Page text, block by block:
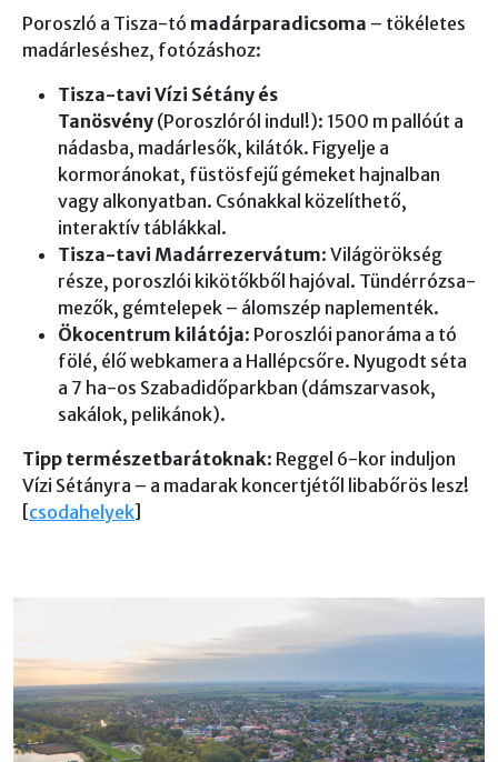
Poroszló a Tisza-tó madárparadicsoma – tökéletes
madárleséshez, fotózáshoz:
Tisza-tavi Vízi Sétány és
Tanösvény (Poroszlóról indul!): 1500 m pallóút a
nádasba, madárlesők, kilátók. Figyelje a
kormoránokat, füstösfejű gémeket hajnalban
vagy alkonyatban. Csónakkal közelíthető,
interaktív táblákkal.
Tisza-tavi Madárrezervátum: Világörökség
része, poroszlói kikötőkből hajóval. Tündérrózsa-
mezők, gémtelepek – álomszép naplementék.
Ökocentrum kilátója: Poroszlói panoráma a tó
fölé, élő webkamera a Hallépcsőre. Nyugodt séta
a 7 ha-os Szabadidőparkban (dámszarvasok,
sakálok, pelikánok).
Tipp természetbarátoknak: Reggel 6-kor induljon
Vízi Sétányra – a madarak koncertjétől libabőrös lesz!
[csodahelyek]